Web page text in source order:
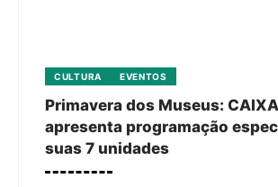
CULTURA EVENTOS
Primavera dos Museus:
apresenta programação
suas 7 unidades